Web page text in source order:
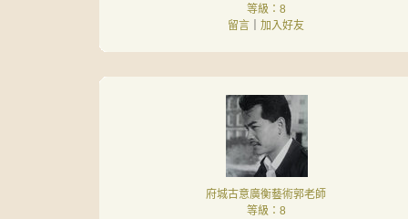
等級：8
留言 ｜加入好友
府城古意廣衡藝術郭老師
等級：8